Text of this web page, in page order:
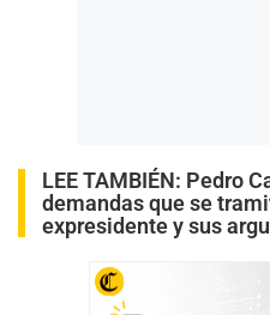
LEE TAMBIÉN: Pedro
demandas que se
expresidente y sus